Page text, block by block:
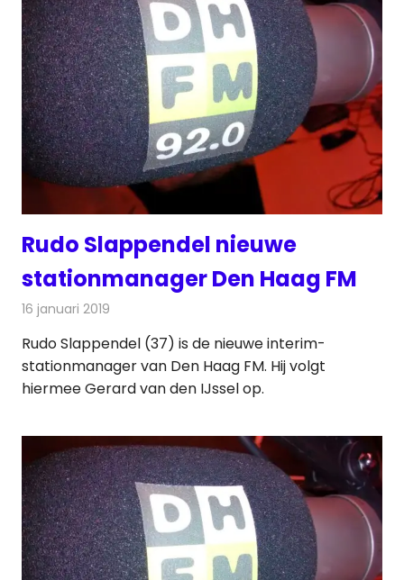
Rudo Slappendel nieuwe
stationmanager Den Haag FM
16 januari 2019
Rudo Slappendel (37) is de nieuwe interim-
stationmanager van Den Haag FM. Hij volgt
hiermee Gerard van den IJssel op.